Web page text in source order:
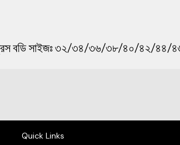
ড্রেস বডি সাইজঃ ৩২/৩৪/৩৬/৩৮/৪০/৪২/
Quick Links